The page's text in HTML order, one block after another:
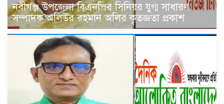
নবীগঞ্জ উপজেলা বিএনপির সিনিয়র যুগ্ম সাধারণ
সম্পাদক অলিউর রহমান অলির কৃতজ্ঞতা প্রকাশ